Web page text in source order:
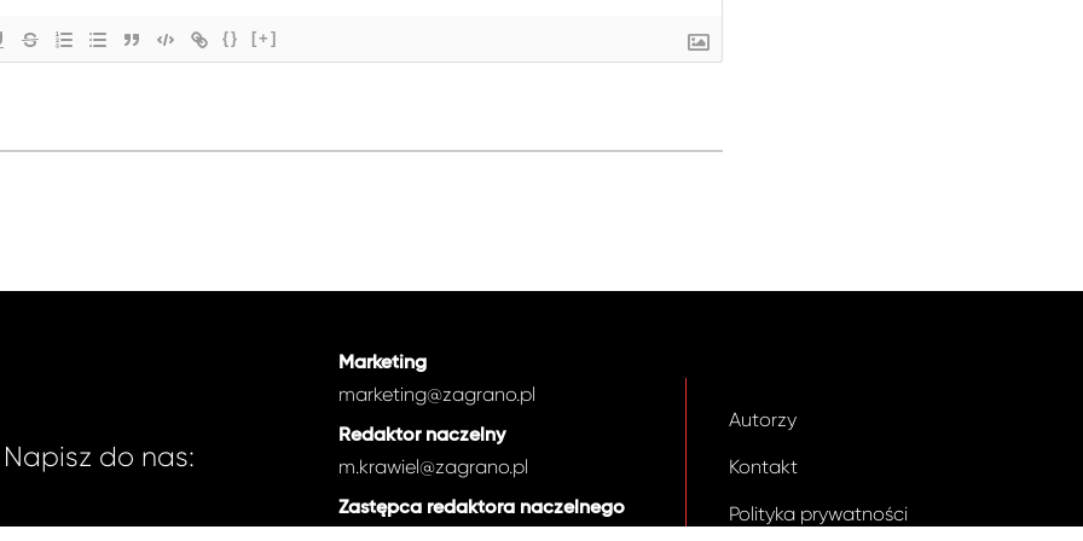
{} [+]
Napisz do nas:
Marketing
marketing@zagrano.pl
Redaktor naczelny
m.krawiel@zagrano.pl
Zastępca redaktora naczelnego
Autorzy
Kontakt
Polityka prywatności